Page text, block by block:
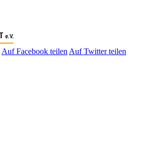
Auf Facebook teilen Auf Twitter teilen